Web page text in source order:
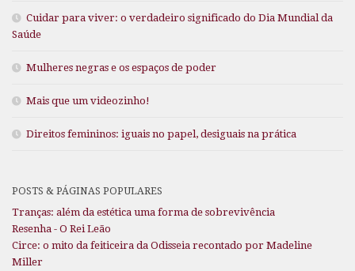
Cuidar para viver: o verdadeiro significado do Dia Mundial da
Saúde
Mulheres negras e os espaços de poder
Mais que um videozinho!
Direitos femininos: iguais no papel, desiguais na prática
POSTS & PÁGINAS POPULARES
Tranças: além da estética uma forma de sobrevivência
Resenha - O Rei Leão
Circe: o mito da feiticeira da Odisseia recontado por Madeline
Miller